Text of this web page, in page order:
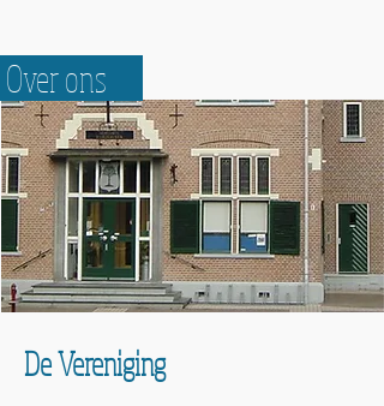
Over ons
De Vereniging